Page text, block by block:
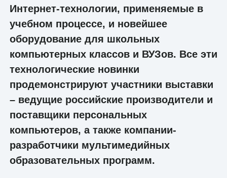
Интернет-технологии, применяемые в
учебном процессе, и новейшее
оборудование для школьных
компьютерных классов и ВУЗов. Все эти
технологические новинки
продемонстрируют участники выставки
– ведущие российские производители и
поставщики персональных
компьютеров, а также компании-
разработчики мультимедийных
образовательных программ.